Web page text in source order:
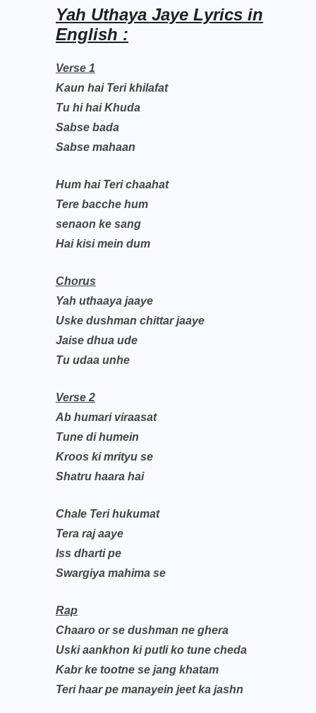
Yah Uthaya Jaye Lyrics in
English :
Verse 1
Kaun hai Teri khilafat
Tu hi hai Khuda
Sabse bada
Sabse mahaan
Hum hai Teri chaahat
Tere bacche hum
senaon ke sang
Hai kisi mein dum
Chorus
Yah uthaaya jaaye
Uske dushman chittar jaaye
Jaise dhua ude
Tu udaa unhe
Verse 2
Ab humari viraasat
Tune di humein
Kroos ki mrityu se
Shatru haara hai
Chale Teri hukumat
Tera raj aaye
Iss dharti pe
Swargiya mahima se
Rap
Chaaro or se dushman ne ghera
Uski aankhon ki putli ko tune cheda
Kabr ke tootne se jang khatam
Teri haar pe manayein jeet ka jashn